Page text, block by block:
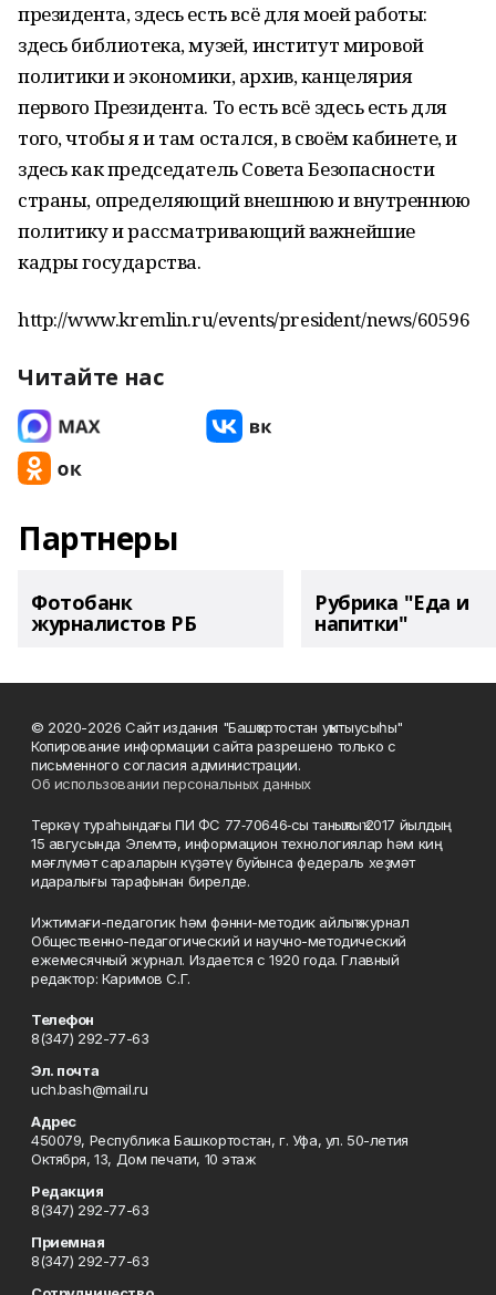
президента, здесь есть всё для моей работы:
здесь библиотека, музей, институт мировой
политики и экономики, архив, канцелярия
первого Президента. То есть всё здесь есть для
того, чтобы я и там остался, в своём кабинете, и
здесь как председатель Совета Безопасности
страны, определяющий внешнюю и внутреннюю
политику и рассматривающий важнейшие
кадры государства.
http://www.kremlin.ru/events/president/news/60596
Читайте нас
Партнеры
Фотобанк
журналистов РБ
Рубрика "Еда и
напитки"
© 2020-2026 Сайт издания "Башҡортостан уҡытыусыһы"
Копирование информации сайта разрешено только с
письменного согласия администрации.
Об использовании персональных данных
Теркәү тураһындағы ПИ ФС 77‑70646‑сы таныҡлыҡ 2017 йылдың
15 авгусында Элемтә, информацион технологиялар һәм киң
мәғлүмәт сараларын күҙәтеү буйынса федераль хеҙмәт
идаралығы тарафынан бирелде.
Ижтимағи-педагогик һәм фәнни-методик айлыҡ журнал
Общественно-педагогический и научно-методический
ежемесячный журнал. Издается с 1920 года. Главный
редактор: Каримов С.Г.
Телефон
8(347) 292-77-63
Эл. почта
uch.bash@mail.ru
Адрес
450079, Республика Башкортостан, г. Уфа, ул. 50-летия
Октября, 13, Дом печати, 10 этаж
Редакция
8(347) 292-77-63
Приемная
8(347) 292-77-63